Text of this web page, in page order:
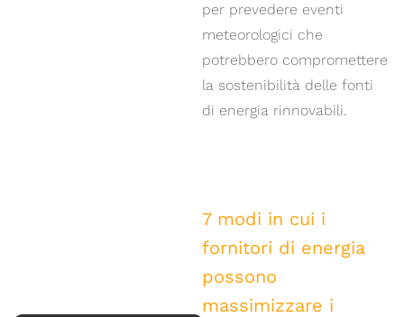
per prevedere eventi
meteorologici che
potrebbero compromettere
la sostenibilità delle fonti
di energia rinnovabili.
7 modi in cui i
fornitori di energia
possono
massimizzare i